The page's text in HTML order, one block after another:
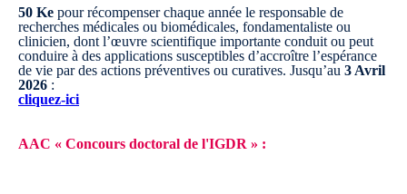
50 Ke pour récompenser chaque année le responsable de
recherches médicales ou biomédicales, fondamentaliste ou
clinicien, dont l’œuvre scientifique importante conduit ou peut
conduire à des applications susceptibles d’accroître l’espérance
de vie par des actions préventives ou curatives. Jusqu’au 3 Avril
2026 :
cliquez-ici
AAC « Concours doctoral de l'IGDR » :